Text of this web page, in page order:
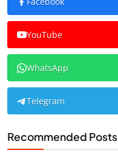
YouTube
WhatsApp
Telegram
Recommended Posts